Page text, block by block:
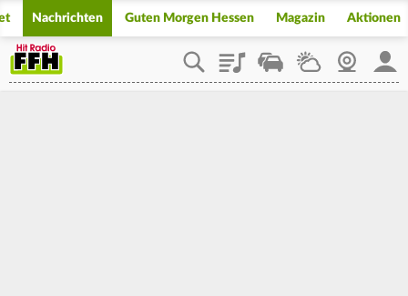
Nachrichten Guten Morgen Hessen Magazin Aktionen
PlaylistStaupilotWetterWebcam